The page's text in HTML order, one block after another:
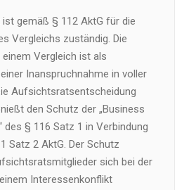
gemäß § 112 AktG für die
Vergleichs zuständig. Die
Vergleich ist als
Inanspruchnahme in voller
Aufsichtsratsentscheidung
den Schutz der „Business
des § 116 Satz 1 in Verbindung
Satz 2 AktG. Der Schutz
sich bei der
Interessenkonflikt